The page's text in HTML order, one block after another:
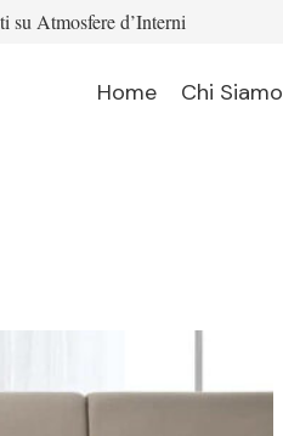
su Atmosfere d’Interni
Home Chi Siamo